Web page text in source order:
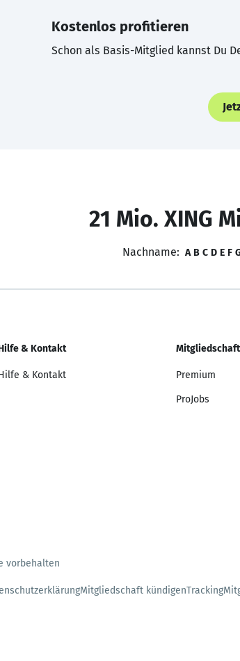
Kostenlos profitieren
Schon als Basis-Mitglied kannst Du
21 Mio. XING
Nachname: A B C D E F
& Kontakt
& Kontakt Premium
ProJobs
vorbehalten
Mitgliedschaft kündigenTracking